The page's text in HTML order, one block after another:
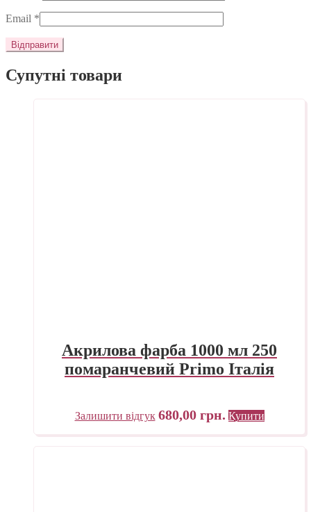
Email *
Супутні товари
Акрилова фарба 1000 мл 250
помаранчевий Primo Італія
Залишити відгук 680,00 грн. Купити